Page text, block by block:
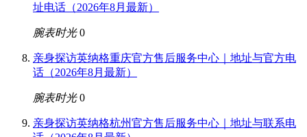
址电话（2026年8月最新）
腕表时光 0
亲身探访英纳格重庆官方售后服务中心｜地址与官方电
话（2026年8月最新）
腕表时光 0
亲身探访英纳格杭州官方售后服务中心｜地址与联系电